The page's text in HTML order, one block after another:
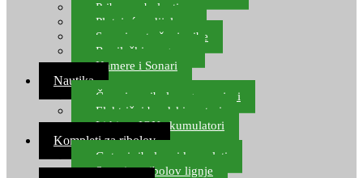
Pribor za bolentino
Plutajuća odijela
Sonari za traženje ribe
Ronilački program
Kamere i Sonari
Nautika
Čamci za ribolov, gumenjaci
Električni brodski motori
Lithium ION akumulatori
Kompleti za ribolov
Gotovi ribolovni kompleti
Setovi za ribolov lignje